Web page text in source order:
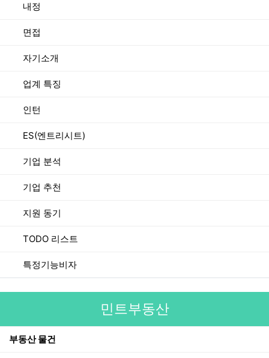
내정
면접
자기소개
업계 특징
인턴
ES(엔트리시트)
기업 분석
기업 추천
지원 동기
TODO 리스트
특정기능비자
민트부동산
부동산 물건